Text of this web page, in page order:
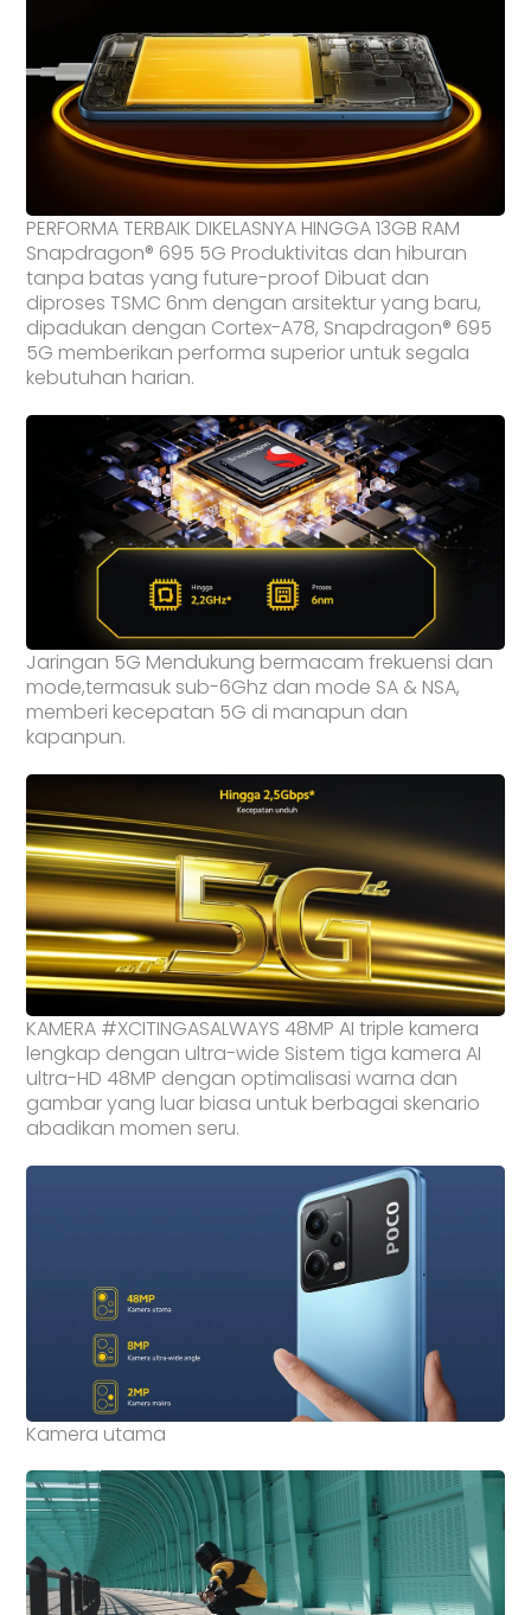
PERFORMA TERBAIK DIKELASNYA HINGGA 13GB RAM
Snapdragon® 695 5G Produktivitas dan hiburan
tanpa batas yang future-proof Dibuat dan
diproses TSMC 6nm dengan arsitektur yang baru,
dipadukan dengan Cortex-A78, Snapdragon® 695
5G memberikan performa superior untuk segala
kebutuhan harian.
Jaringan 5G Mendukung bermacam frekuensi dan
mode,termasuk sub-6Ghz dan mode SA & NSA,
memberi kecepatan 5G di manapun dan
kapanpun.
KAMERA #XCITINGASALWAYS 48MP AI triple kamera
lengkap dengan ultra-wide Sistem tiga kamera AI
ultra-HD 48MP dengan optimalisasi warna dan
gambar yang luar biasa untuk berbagai skenario
abadikan momen seru.
Kamera utama